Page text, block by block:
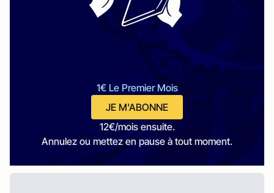
1€ Le Premier Mois
JE M'ABONNE
12€/mois ensuite.
Annulez ou mettez en pause à tout moment.